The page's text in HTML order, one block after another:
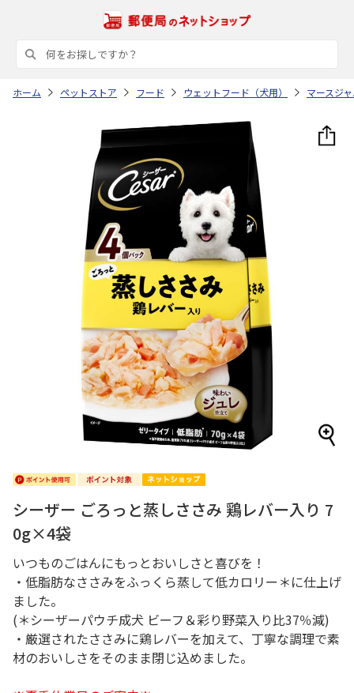
ホーム ペットストア フード ウェットフード（犬用） マースジ
シーザー ごろっと蒸しささみ 鶏レバー入り 7
0g×4袋
いつものごはんにもっとおいしさと喜びを！
・低脂肪なささみをふっくら蒸して低カロリー＊に仕上げ
ました。
(＊シーザーパウチ成犬 ビーフ＆彩り野菜入り比37％減)
・厳選されたささみに鶏レバーを加えて、丁寧な調理で素
材のおいしさをそのまま閉じ込めました。